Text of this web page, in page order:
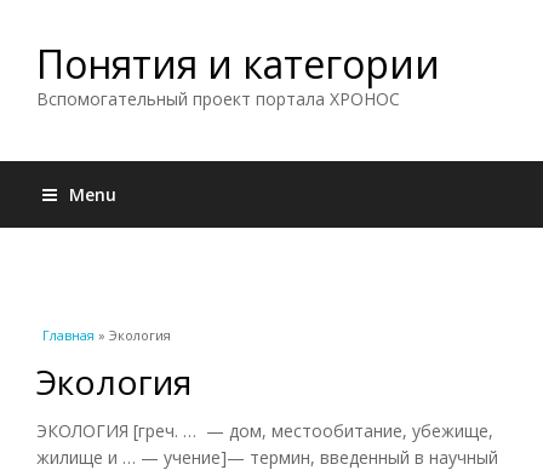
Понятия и категории
Вспомогательный проект портала ХРОНОС
Menu
Вы здесь
Главная » Экология
Экология
ЭКОЛОГИЯ [греч. … — дом, местообитание, убежище,
жилище и … — учение]— термин, введенный в научный